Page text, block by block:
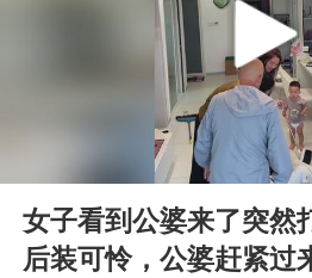
实探山东最
台风白海
Play
女子看到公婆来了突然
后装可怜，公婆赶紧过